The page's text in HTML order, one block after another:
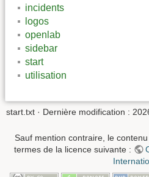
incidents
logos
openlab
sidebar
start
utilisation
start.txt · Dernière modification :
Sauf mention contraire, le
termes de la licence suivante :